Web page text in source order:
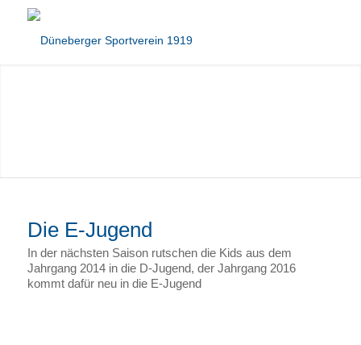
Die E-Jugend
In der nächsten Saison rutschen die Kids aus dem
Jahrgang 2014 in die D-Jugend, der Jahrgang 2016
kommt dafür neu in die E-Jugend